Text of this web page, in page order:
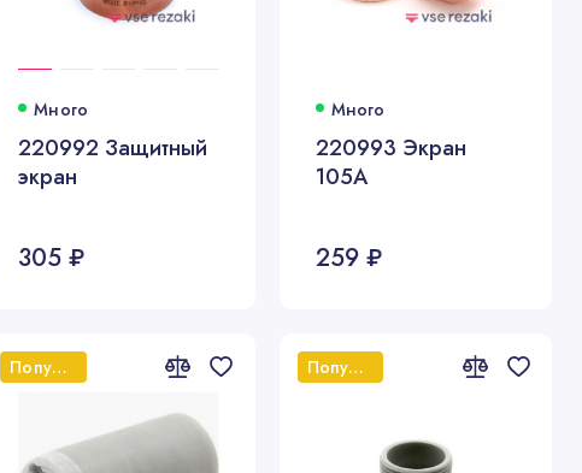
Много
220992 Защитный
экран
305 ₽
Много
220993 Экран
105А
259 ₽
Популярный Популярный